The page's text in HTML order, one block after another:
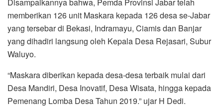
memberikan 126 unit Maskara kepada 126 desa se-Jabar
yang tersebar di Bekasi, Indramayu, Ciamis dan Banjar
yang dihadiri langsung oleh Kepala Desa Rejasari, Subur
Waluyo.
“Maskara diberikan kepada desa-desa terbaik mulai dari
Desa Mandiri, Desa Inovatif, Desa Wisata, hingga kepada
Pemenang Lomba Desa Tahun 2019.” ujar H Dedi.